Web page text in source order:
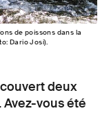
de poissons dans la
Dario Josi).
deux
vous été